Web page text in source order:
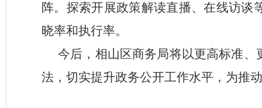
阵。探索开展政策解读直播、在线访谈
晓率和执行率。
今后，相山区商务局将以更高标准
法，切实提升政务公开工作水平，为推